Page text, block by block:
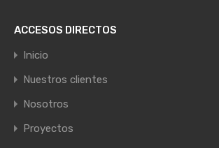
ACCESOS DIRECTOS
Inicio
Nuestros clientes
Nosotros
Proyectos